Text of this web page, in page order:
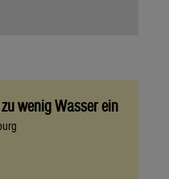
wenig Wasser ein